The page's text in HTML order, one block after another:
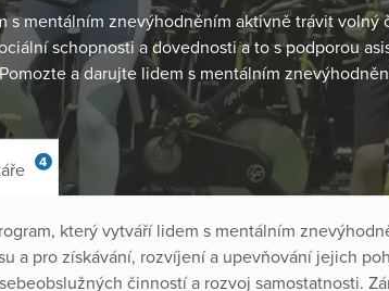
s mentálním znevýhodněním aktivně trávit volný
schopnosti a dovednosti a to s podporou
a darujte lidem s mentálním
4
který vytváří lidem s mentálním
a pro získávání, rozvíjení a upevňování jejich
činností a rozvoj samostatnosti.